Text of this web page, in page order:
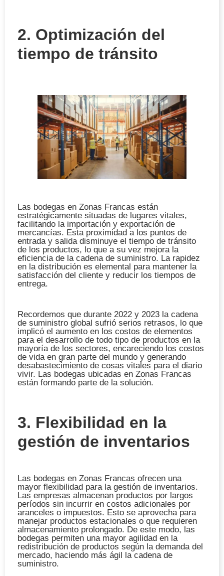
2. Optimización del
tiempo de tránsito
Las bodegas en Zonas Francas están
estratégicamente situadas de lugares vitales,
facilitando la importación y exportación de
mercancías. Esta proximidad a los puntos de
entrada y salida disminuye el tiempo de tránsito
de los productos, lo que a su vez mejora la
eficiencia de la cadena de suministro. La rapidez
en la distribución es elemental para mantener la
satisfacción del cliente y reducir los tiempos de
entrega.
Recordemos que durante 2022 y 2023 la cadena
de suministro global sufrió serios retrasos, lo que
implicó el aumento en los costos de elementos
para el desarrollo de todo tipo de productos en la
mayoría de los sectores, encareciendo los costos
de vida en gran parte del mundo y generando
desabastecimiento de cosas vitales para el diario
vivir. Las bodegas ubicadas en Zonas Francas
están formando parte de la solución.
3. Flexibilidad en la
gestión de inventarios
Las bodegas en Zonas Francas ofrecen una
mayor flexibilidad para la gestión de inventarios.
Las empresas almacenan productos por largos
períodos sin incurrir en costos adicionales por
aranceles o impuestos. Esto se aprovecha para
manejar productos estacionales o que requieren
almacenamiento prolongado. De este modo, las
bodegas permiten una mayor agilidad en la
redistribución de productos según la demanda del
mercado, haciendo más ágil la cadena de
suministro.